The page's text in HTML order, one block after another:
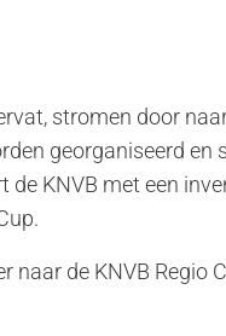
stromen door
georganiseerd en
KNVB met een
naar de KNVB Regio